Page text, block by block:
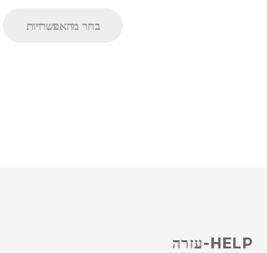
בחר מהאפשרויות
HELP-עזרה